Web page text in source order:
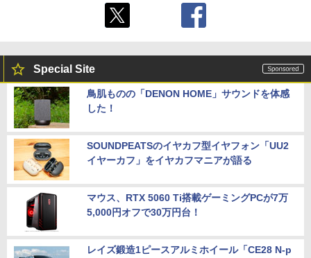
Special Site
鳥肌ものの「DENON HOME」サウンドを体感
した！
SOUNDPEATSのイヤカフ型イヤフォン「UU2
イヤーカフ」をイヤカフマニアが語る
マウス、RTX 5060 Ti搭載ゲーミングPCが7万
5,000円オフで30万円台！
レイズ鍛造1ピースアルミホイール「CE28 N-p